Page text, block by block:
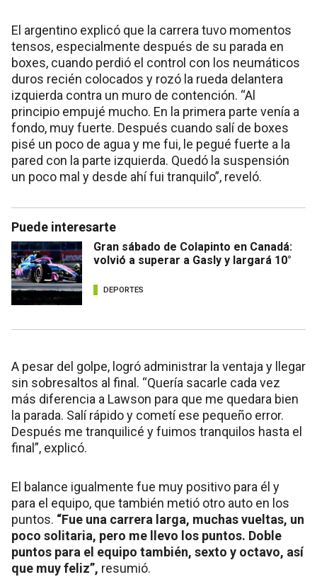
El argentino explicó que la carrera tuvo momentos
tensos, especialmente después de su parada en
boxes, cuando perdió el control con los neumáticos
duros recién colocados y rozó la rueda delantera
izquierda contra un muro de contención. “Al
principio empujé mucho. En la primera parte venía a
fondo, muy fuerte. Después cuando salí de boxes
pisé un poco de agua y me fui, le pegué fuerte a la
pared con la parte izquierda. Quedó la suspensión
un poco mal y desde ahí fui tranquilo”, reveló.
Puede interesarte
Gran sábado de Colapinto en Canadá:
volvió a superar a Gasly y largará 10°
DEPORTES
A pesar del golpe, logró administrar la ventaja y llegar
sin sobresaltos al final. “Quería sacarle cada vez
más diferencia a Lawson para que me quedara bien
la parada. Salí rápido y cometí ese pequeño error.
Después me tranquilicé y fuimos tranquilos hasta el
final”, explicó.
El balance igualmente fue muy positivo para él y
para el equipo, que también metió otro auto en los
puntos. “Fue una carrera larga, muchas vueltas, un
poco solitaria, pero me llevo los puntos. Doble
puntos para el equipo también, sexto y octavo, así
que muy feliz”, resumió.